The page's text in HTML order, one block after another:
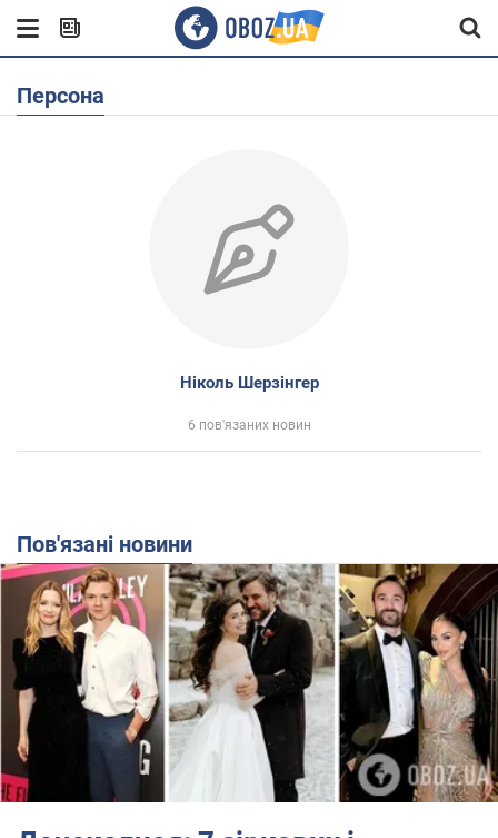
Персона
Ніколь Шерзінгер
6 пов'язаних новин
Пов'язані новини